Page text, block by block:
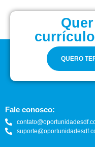
QUERO
Fale conosco: